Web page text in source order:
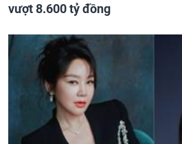
vượt 8.600 tỷ đồng